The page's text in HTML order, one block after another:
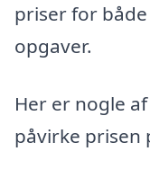
priser for
opgaver.
Her er nogle
påvirke prisen